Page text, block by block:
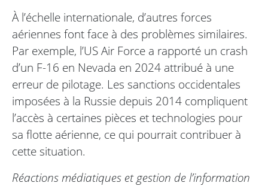
À l’échelle internationale, d’autres forces
aériennes font face à des problèmes similaires.
Par exemple, l’US Air Force a rapporté un crash
d’un F-16 en Nevada en 2024 attribué à une
erreur de pilotage. Les sanctions occidentales
imposées à la Russie depuis 2014 compliquent
l’accès à certaines pièces et technologies pour
sa flotte aérienne, ce qui pourrait contribuer à
cette situation.
Réactions médiatiques et gestion de l’information